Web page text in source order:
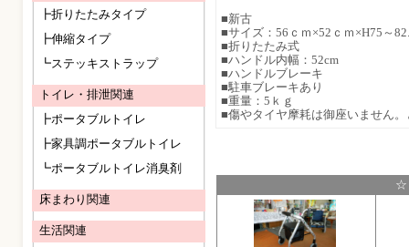
■新古
■サイズ：56ｃｍ×52ｃｍ×H75～
■折りたたみ式
■ハンドル内幅：52cm
■ハンドルブレーキ
■駐車ブレーキあり
■重量：5ｋｇ
■傷やタイヤ摩耗は御座いません
☆
┣折りたたみタイプ
┣伸縮タイプ
┗ステッキストラップ
トイレ・排泄関連
┣ポータブルトイレ
┣家具調ポータブルトイレ
┗ポータブルトイレ消臭剤
床まわり関連
生活関連